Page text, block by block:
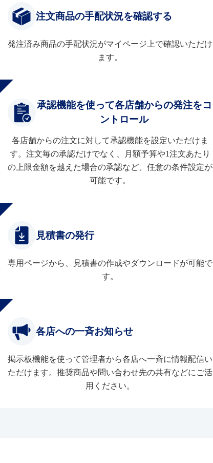
注文商品の手配状況を確認する
発注済み商品の手配状況がマイページ上で確認いただけ
ます。
承認機能を使って各店舗からの発注をコ
ントロール
各店舗からの注文に対して承認機能を設定いただけま
す。注文毎の承認だけでなく、月額予算や1注文あたり
の上限金額を越えた場合の承認など、任意の条件設定が
可能です。
見積書の発行
専用ページから、見積書の作成やダウンロードが可能で
す。
各店への一斉お知らせ
掲示板機能を使って管理者から各店へ一斉に情報配信い
ただけます。推奨商品や問い合わせ先の共有などにご活
用ください。